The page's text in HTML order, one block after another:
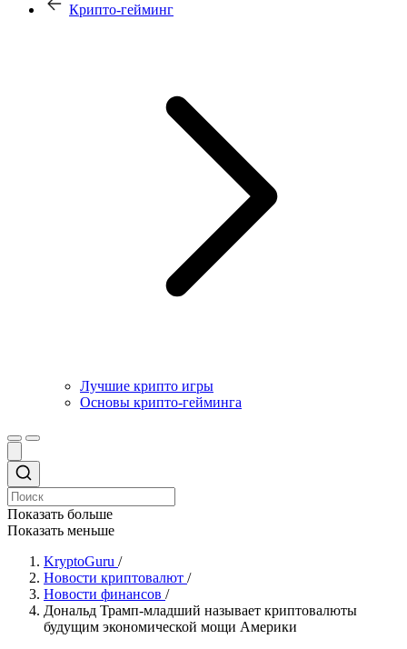
Крипто-гейминг
Лучшие крипто игры
Основы крипто-гейминга
Показать больше
Показать меньше
KryptoGuru /
Новости криптовалют /
Новости финансов /
Дональд Трамп-младший называет криптовалюты
будущим экономической мощи Америки